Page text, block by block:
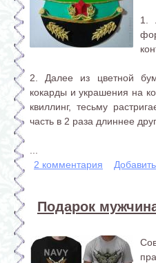
1.
2. Далее из цветной
кокарды и украшения на
квиллинг, тесьму
часть в 2 раза длиннее
2 комментария
Подарок